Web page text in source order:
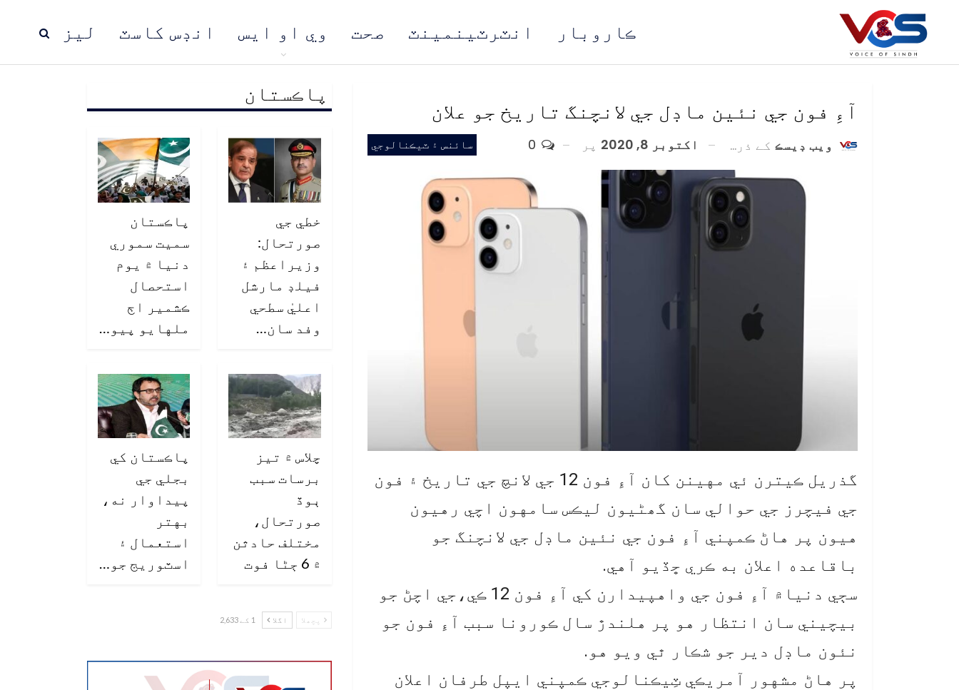
ليز انڊس کاسٽ وي او ايس صحت انٽرٽينمينٽ ڪاروبار
پاڪستان مُنڍ
آءِ فون جي نئين ماڊل جي لانچنگ تاريخ جو علان
سائنس ۽ ٽيڪنالوجي ويب ڊيسڪ کے ذریعہ اکتوبر 8, 2020 پر
گذريل ڪيترن ئي مهينن کان آءِ فون 12 جي لانچ جي تاريخ ۽ فون
جي فيچرز جي حوالي سان گھڻيون ليڪس سامهون اچي رهيون
هيون پر هاڻ ڪمپني آءِ فون جي نئين ماڊل جي لانچنگ جو
باقاعده اعلان به ڪري ڇڏيو آهي.
سڄي دنيا۾ آءِ فون جي واهپيدارن کي آءِ فون 12 ڪي،جي اچڻ جو
بيچيني سان انتظار هو پر هلندڙ سال ڪورونا سبب آءِ فون جو
نئون ماڊل دير جو شڪار ٿي ويو هو.
پر هاڻ مشهور آمريڪي ٽِيڪنالوجي ڪمپني ايپل طرفان اعلان
پاڪستان
خطي جي
صورتحال:
وزيراعظم ۽
فيلڊ مارشل
اعليٰ سطحي
وفد سان…
پاڪستان
سميت سموري
دنيا ۾ يوم
استحصال
ڪشمير اڄ
ملهايو پيو…
چلاس ۾ تيز
برسات سبب
ٻوڏ
صورتحال،
مختلف حادثن
۾ 6 ڄڻا فوت
پاڪستان کي
بجلي جي
پيداوار نه،
بهتر
استعمال ۽
اسٽوريج جو…
پچھلا اگلا 1 کے 2,633